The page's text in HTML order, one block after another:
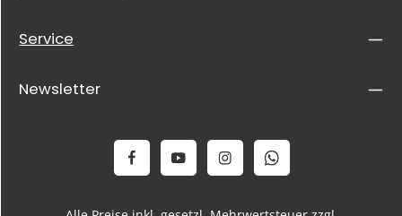
Service
Newsletter